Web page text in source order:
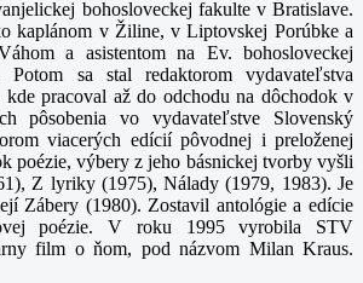
bohosloveckej fakulte v Bratislave.
kaplánom v Žiline, v Liptovskej Porúbke a
a asistentom na Ev. bohosloveckej
sa stal redaktorom vydavateľstva
kde pracoval až do odchodu na dôchodok v
pôsobenia vo vydavateľstve Slovenský
viacerých edícií pôvodnej i preloženej
poézie, výbery z jeho básnickej tvorby vyšli
Z lyriky (1975), Nálady (1979, 1983). Je
Zábery (1980). Zostavil antológie a edície
poézie. V roku 1995 vyrobila STV
film o ňom, pod názvom Milan Kraus.